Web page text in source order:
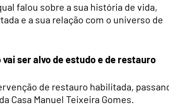
falou sobre a sua história de vida,
e a sua relação com o universo de
ser alvo de estudo e de restauro
de restauro habilitada,
Casa Manuel Teixeira Gomes.